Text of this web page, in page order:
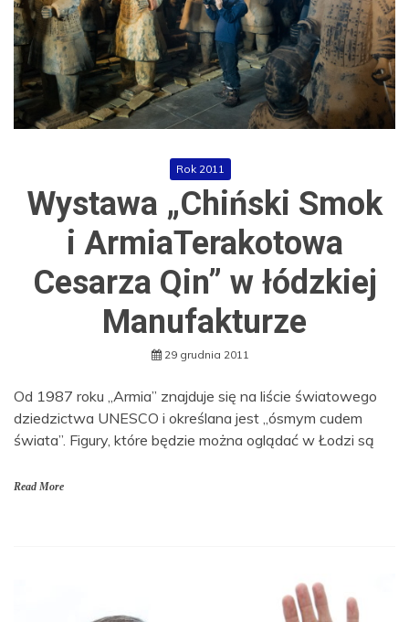
Rok 2011
Wystawa „Chiński Smok
i ArmiaTerakotowa
Cesarza Qin” w łódzkiej
Manufakturze
29 grudnia 2011
Od 1987 roku „Armia” znajduje się na liście światowego
dziedzictwa UNESCO i określana jest „ósmym cudem
świata”. Figury, które będzie można oglądać w Łodzi są
Read More